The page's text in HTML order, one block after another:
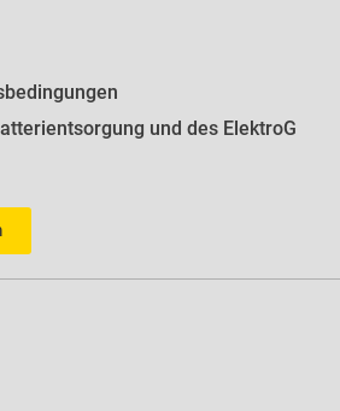
und des ElektroG